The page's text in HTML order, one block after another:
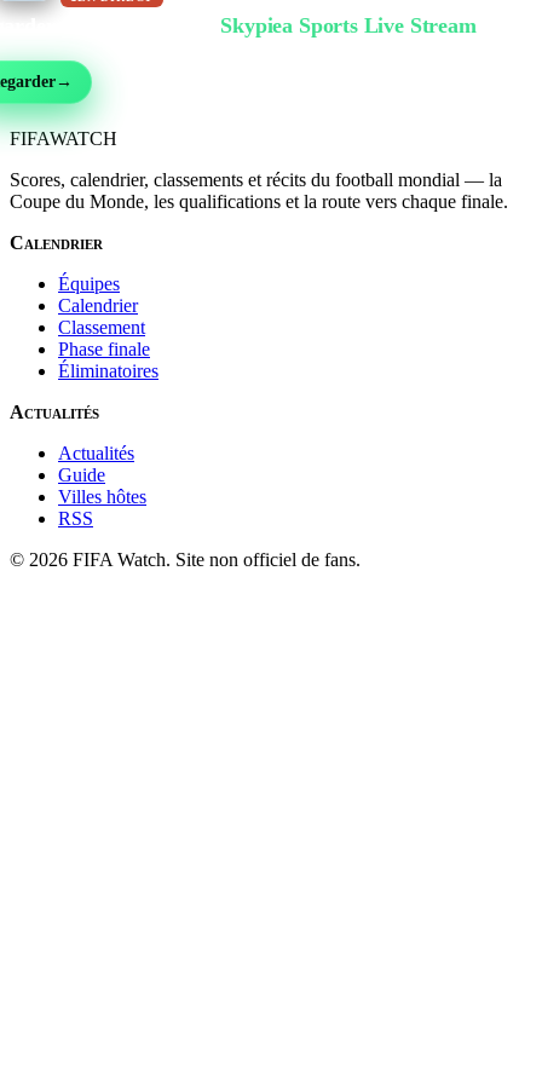
Skypiea Sports Live Stream
→
FIFAWATCH
Scores, calendrier, classements et récits du football mondial — la
Coupe du Monde, les qualifications et la route vers chaque finale.
Calendrier
Équipes
Calendrier
Classement
Phase finale
Éliminatoires
Actualités
Actualités
Guide
Villes hôtes
RSS
© 2026 FIFA Watch. Site non officiel de fans.